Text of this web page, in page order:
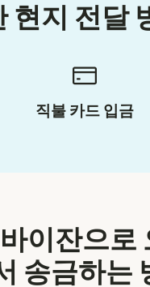
현지 전달
직불 카드 입금
이잔으로
송금하는